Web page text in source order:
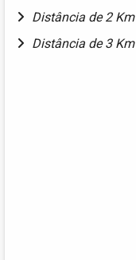
Distância de 2 Km
Distância de 3 Km